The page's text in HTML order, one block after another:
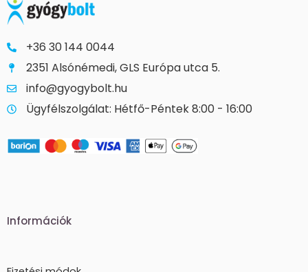
+36 30 144 0044
2351 Alsónémedi, GLS Európa utca 5.
info@gyogybolt.hu
Ügyfélszolgálat: Hétfő-Péntek 8:00 - 16:00
Információk